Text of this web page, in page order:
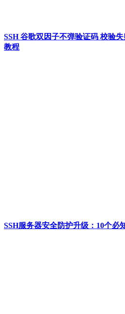
SSH 谷歌双因子不弹验证码 校验
教程
SSH服务器安全防护升级：10个必